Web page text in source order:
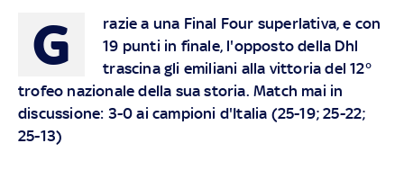
G
razie a una Final Four superlativa, e con
19 punti in finale, l'opposto della Dhl
trascina gli emiliani alla vittoria del 12°
trofeo nazionale della sua storia. Match mai in
discussione: 3-0 ai campioni d'Italia (25-19; 25-22;
25-13)